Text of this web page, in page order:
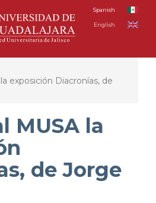
Spanish
English
exposición Diacronías, de
MUSA la
de Jorge